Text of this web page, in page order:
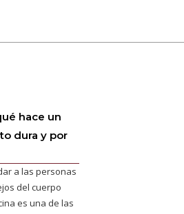
hace un
dura y por
a las personas
del cuerpo
es una de las